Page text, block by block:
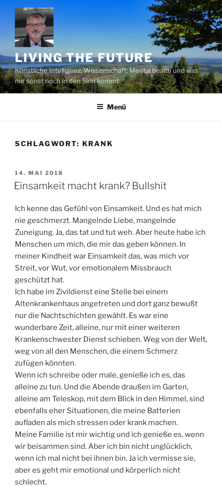
Zum
Inhalt
springen
LIVING THE FUTURE
Künstliche Intelligenz, Wissenschaft, Mental health und was
mir sonst noch in den Sinn kommt
Menü
SCHLAGWORT: KRANK
VERÖFFENTLICHT
AM
14. MAI 2018
Einsamkeit macht krank? Bullshit
Ich kenne das Gefühl von Einsamkeit. Und es hat mich
nie geschmerzt. Mangelnde Liebe, mangelnde
Zuneigung. Ja, das tat und tut weh. Aber heute habe ich
Menschen um mich, die mir das geben können. In
meiner Kindheit war Einsamkeit das, was mich vor
Streit, vor Wut, vor emotionalem Missbrauch
geschützt hat.
Ich habe im Zivildienst eine Stelle bei einem
Altenkrankenhaus angetreten und dort ganz bewußt
nur die Nachtschichten gewählt. Es war eine
wunderbare Zeit, alleine, nur mit einer weiteren
Krankenschwester Dienst schieben. Weg von der Welt,
weg von all den Menschen, die einem Schmerz
zufügen könnten.
Wenn ich schreibe oder male, genieße ich es, das
alleine zu tun. Und die Abende draußen im Garten,
alleine am Teleskop, mit dem Blick in den Himmel, sind
ebenfalls eher Situationen, die meine Batterien
aufladen als mich stressen oder krank machen.
Meine Familie ist mir wichtig und ich genieße es, wenn
wir beisammen sind. Aber ich bin nicht unglücklich,
wenn ich mal nicht bei ihnen bin. Ja ich vermisse sie,
aber es geht mir emotional und körperlich nicht
schlecht.